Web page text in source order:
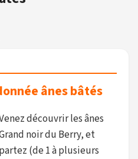
ânes bâtés
découvrir les ânes
noir du Berry, et
partez (de 1 à plusieurs